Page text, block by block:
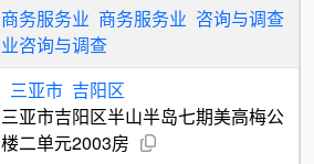
务服务业 商务服务业 咨询与调查
咨询与调查
三亚市 吉阳区
亚市吉阳区半山半岛七期美高梅公
二单元2003房